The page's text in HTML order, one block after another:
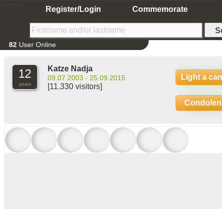
Register/Login Commemorate
82 User Online
12
years
Katze Nadja
09.07.2003 - 25.09.2015
[11.330 visitors]
Light a